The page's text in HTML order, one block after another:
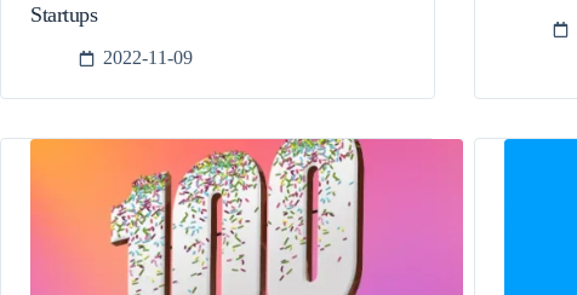
Startups
2022-11-09